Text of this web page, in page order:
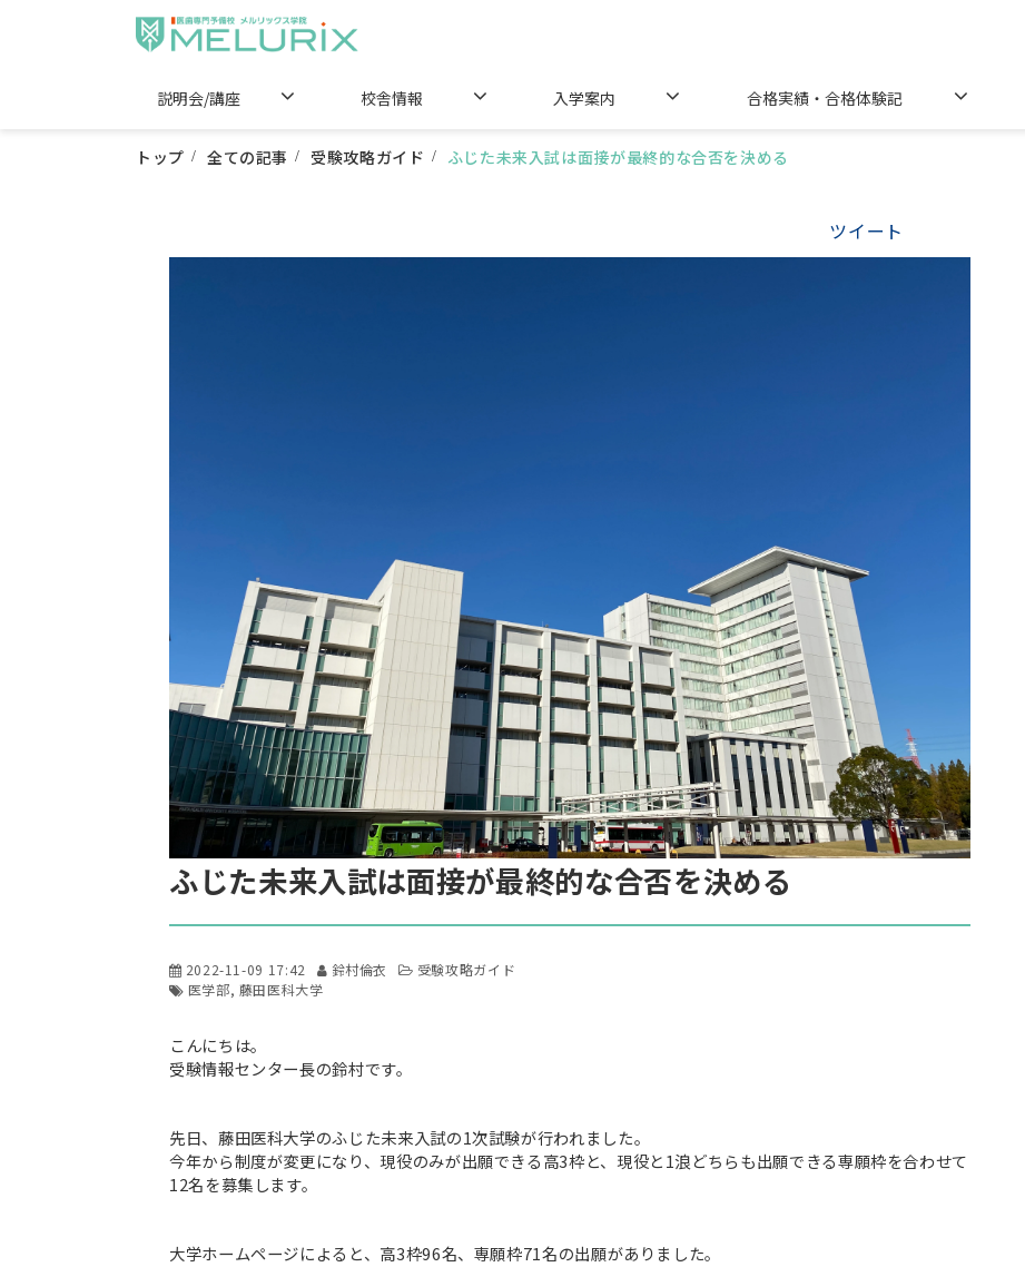
説明会/講座 校舎情報 入学案内 合格実績・合格体験記
トップ 全ての記事 受験攻略ガイド ふじた未来入試は面接が最終的な合否を決める
ツイート
ふじた未来入試は面接が最終的な合否を決める
2022-11-09 17:42 鈴村倫衣
受験攻略ガイド
医学部 藤田医科大学
こんにちは。
受験情報センター長の鈴村です。
先日、藤田医科大学のふじた未来入試の1次試験が行われました。
今年から制度が変更になり、現役のみが出願できる高3枠と、現役と1浪どちらも出願できる専願枠を合わせて
12名を募集します。
大学ホームページによると、高3枠96名、専願枠71名の出願がありました。